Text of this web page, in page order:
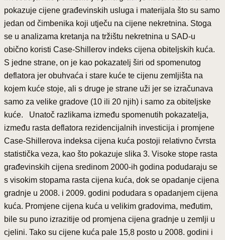
pokazuje cijene građevinskih usluga i materijala što su samo
jedan od čimbenika koji utječu na cijene nekretnina. Stoga
se u analizama kretanja na tržištu nekretnina u SAD-u
obično koristi Case-Shillerov indeks cijena obiteljskih kuća.
S jedne strane, on je kao pokazatelj širi od spomenutog
deflatora jer obuhvaća i stare kuće te cijenu zemljišta na
kojem kuće stoje, ali s druge je strane uži jer se izračunava
samo za velike gradove (10 ili 20 njih) i samo za obiteljske
kuće. Unatoč razlikama između spomenutih pokazatelja,
između rasta deflatora rezidencijalnih investicija i promjene
Case-Shillerova indeksa cijena kuća postoji relativno čvrsta
statistička veza, kao što pokazuje slika 3. Visoke stope rasta
građevinskih cijena sredinom 2000-ih godina podudaraju se
s visokim stopama rasta cijena kuća, dok se opadanje cijena
gradnje u 2008. i 2009. godini podudara s opadanjem cijena
kuća. Promjene cijena kuća u velikim gradovima, međutim,
bile su puno izrazitije od promjena cijena gradnje u zemlji u
cjelini. Tako su cijene kuća pale 15,8 posto u 2008. godini i